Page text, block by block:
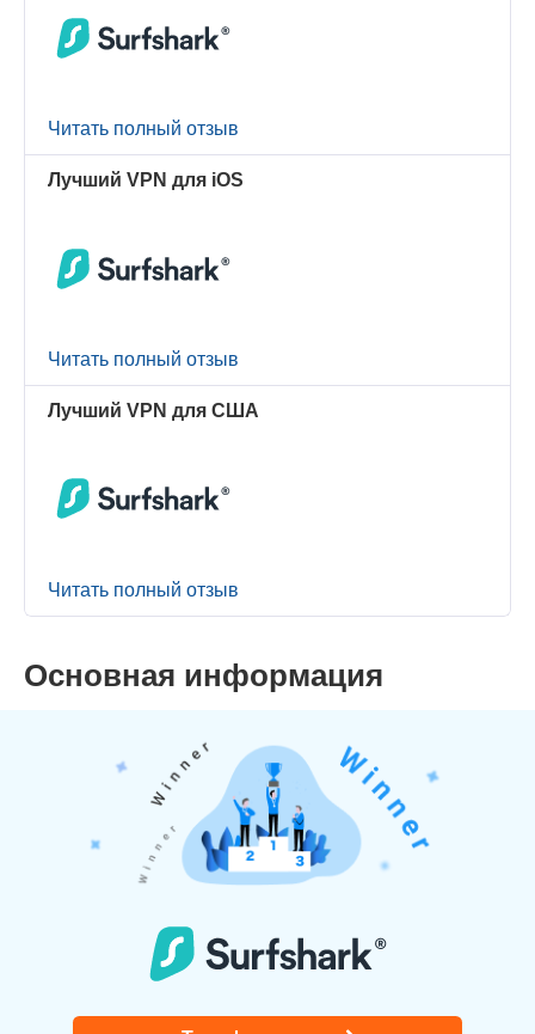
Читать полный отзыв
Лучший VPN для iOS
Читать полный отзыв
Лучший VPN для США
Читать полный отзыв
Основная информация